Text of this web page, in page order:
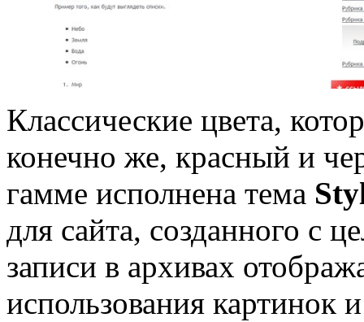
Классические цвета,
конечно же, красный и
гамме исполнена тема
для сайта, созданного с
записи в архивах
использования картинок